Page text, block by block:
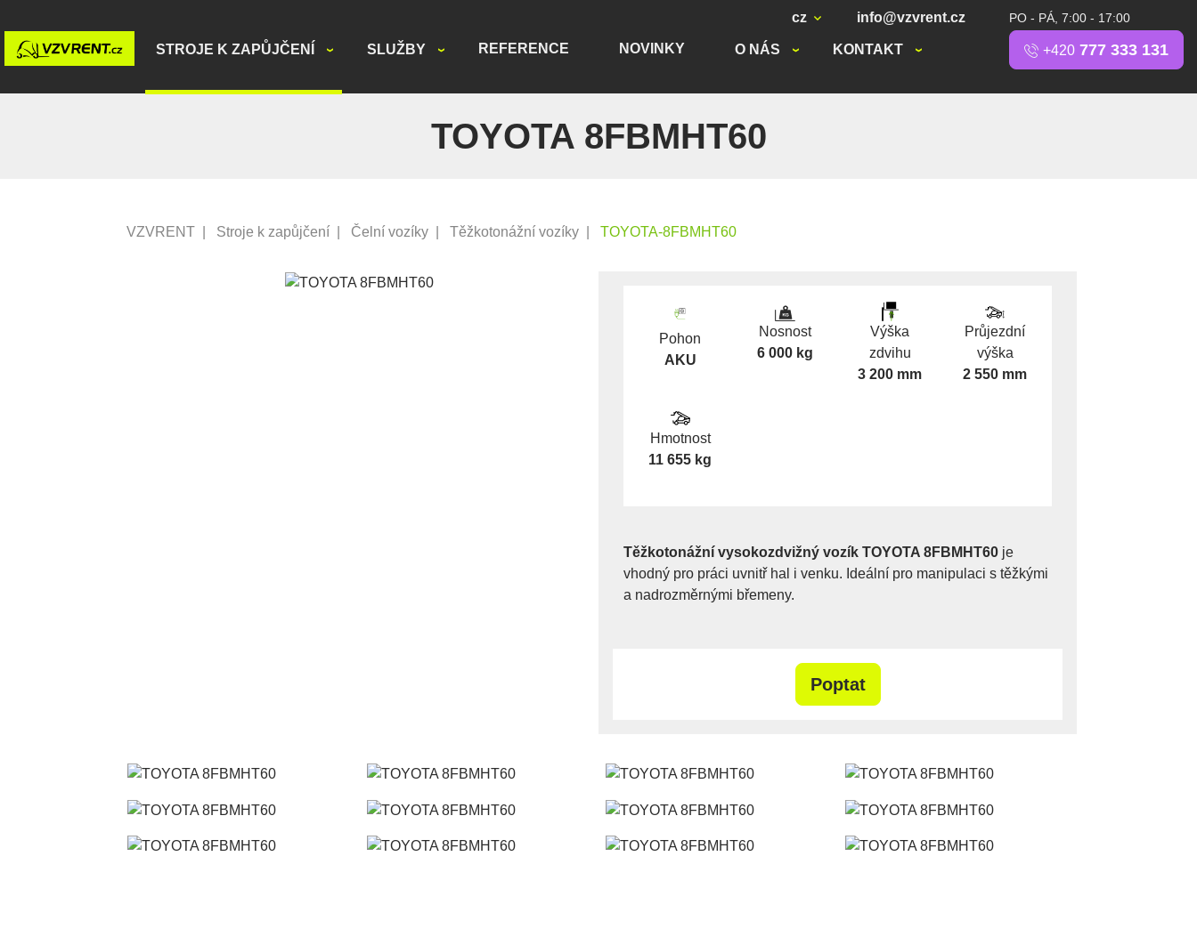
STROJE K ZAPŮJČENÍ SLUŽBY REFERENCE NOVINKY O NÁS KONTAKT
cz info@vzvrent.cz PO - PÁ, 7:00 - 17:00
+420 777 333 131
TOYOTA 8FBMHT60
VZVRENT Stroje k zapůjčení Čelní vozíky Těžkotonážní vozíky TOYOTA-8FBMHT60
Pohon
AKU
Nosnost
6 000 kg
Výška
zdvihu
3 200 mm
Průjezdní
výška
2 550 mm
Hmotnost
11 655 kg
Těžkotonážní vysokozdvižný vozík TOYOTA 8FBMHT60 je
vhodný pro práci uvnitř hal i venku. Ideální pro manipulaci s těžkými
a nadrozměrnými břemeny.
Poptat